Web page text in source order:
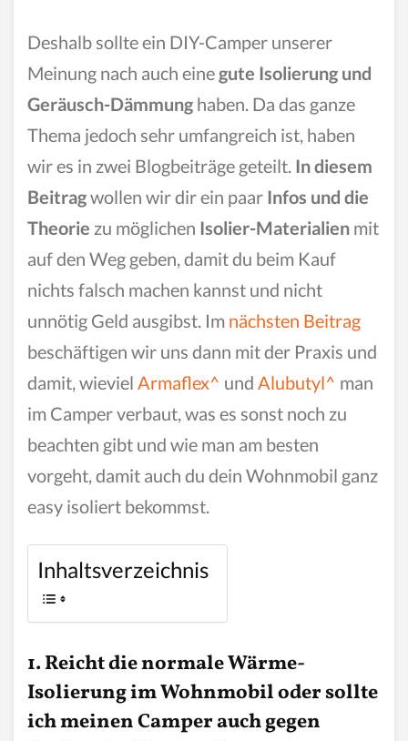
Deshalb sollte ein DIY-Camper unserer
Meinung nach auch eine gute Isolierung und
Geräusch-Dämmung haben. Da das ganze
Thema jedoch sehr umfangreich ist, haben
wir es in zwei Blogbeiträge geteilt. In diesem
Beitragwollen wir dir ein paar Infos und die
Theorie zu möglichen Isolier-Materialien mit
auf den Weg geben, damit du beim Kauf
nichts falsch machen kannst und nicht
unnötig Geld ausgibst. Im nächsten Beitrag
beschäftigen wir uns dann mit der Praxis und
damit, wieviel Armaflex^ und Alubutyl^ man
im Camper verbaut, was es sonst noch zu
beachten gibt und wie man am besten
vorgeht, damit auch du dein Wohnmobil ganz
easy isoliert bekommst.
Inhaltsverzeichnis
1. Reicht die normale Wärme-
Isolierung im Wohnmobil oder sollte
ich meinen Camper auch gegen